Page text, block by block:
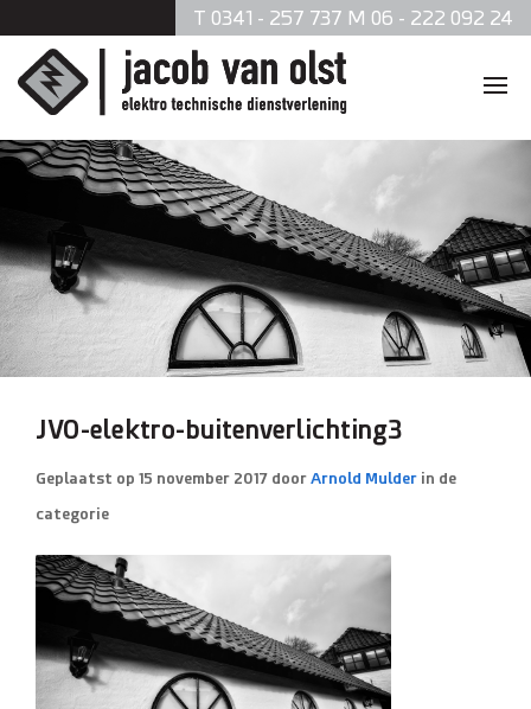
T 0341 - 257 737 M 06 - 222 092 24
Home
Diensten
Zonnepanelen
Data en telefonie
Beveiliging
Verlichting
Brandmeldsystemen
Domotica
Inspectie en onderhoud
Keuring NEN 3140
JVO-elektro-buitenverlichting3
Geplaatst op 15 november 2017 doorArnold Mulder in de
categorie